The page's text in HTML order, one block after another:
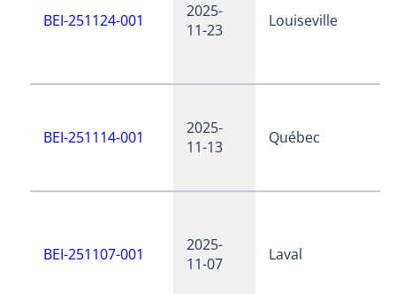
BEI-251124-001
2025-
11-23
Louiseville
BEI-251114-001
2025-
11-13
Québec
BEI-251107-001
2025-
11-07
Laval